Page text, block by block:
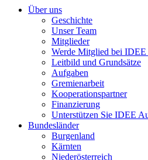
Über uns
Geschichte
Unser Team
Mitglieder
Werde Mitglied bei IDEE
Leitbild und Grundsätze
Aufgaben
Gremienarbeit
Kooperationspartner
Finanzierung
Unterstützen Sie IDEE
Bundesländer
Burgenland
Kärnten
Niederösterreich